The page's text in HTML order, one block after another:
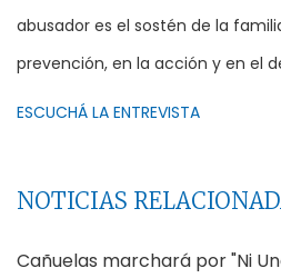
abusador es el sostén de la
prevención, en la acción y en el
ESCUCHÁ LA ENTREVISTA
NOTICIAS
Cañuelas marchará por "Ni